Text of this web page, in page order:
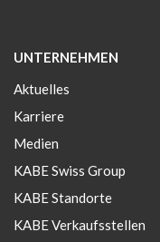
UNTERNEHMEN
Aktuelles
Karriere
Medien
KABE Swiss Group
KABE Standorte
KABE Verkaufsstellen